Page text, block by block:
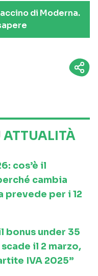
di Moderna.
ATTUALITÀ
cos’è il
cambia
prevede per i 12
bonus under 35
il 2 marzo,
IVA 2025”